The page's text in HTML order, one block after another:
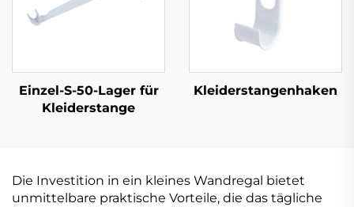
Einzel-S-50-Lager für
Kleiderstange
Kleiderstangenhaken
Die Investition in ein kleines Wandregal bietet
unmittelbare praktische Vorteile, die das tägliche